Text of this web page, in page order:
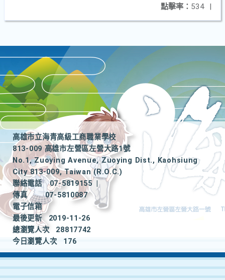
點擊率： 534 |
高雄市立海青高級工商職業學校
813-009 高雄市左營區左營大路1號
No.1, Zuoying Avenue, Zuoying Dist., Kaohsiung
City 813-009, Taiwan (R.O.C.)
聯絡電話
07-5819155
|
傳真
07-5810087
電子信箱
最後更新
2019-11-26
總瀏覽人次
28817742
今日瀏覽人次
176